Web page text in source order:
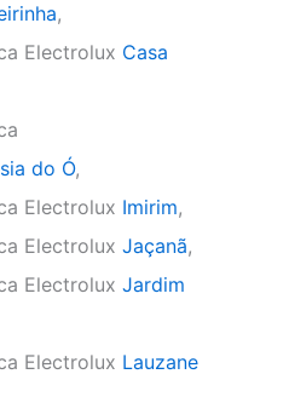
,
Electrolux Casa
do Ó,
Electrolux Imirim,
Electrolux Jaçanã,
Electrolux Jardim
Electrolux Lauzane